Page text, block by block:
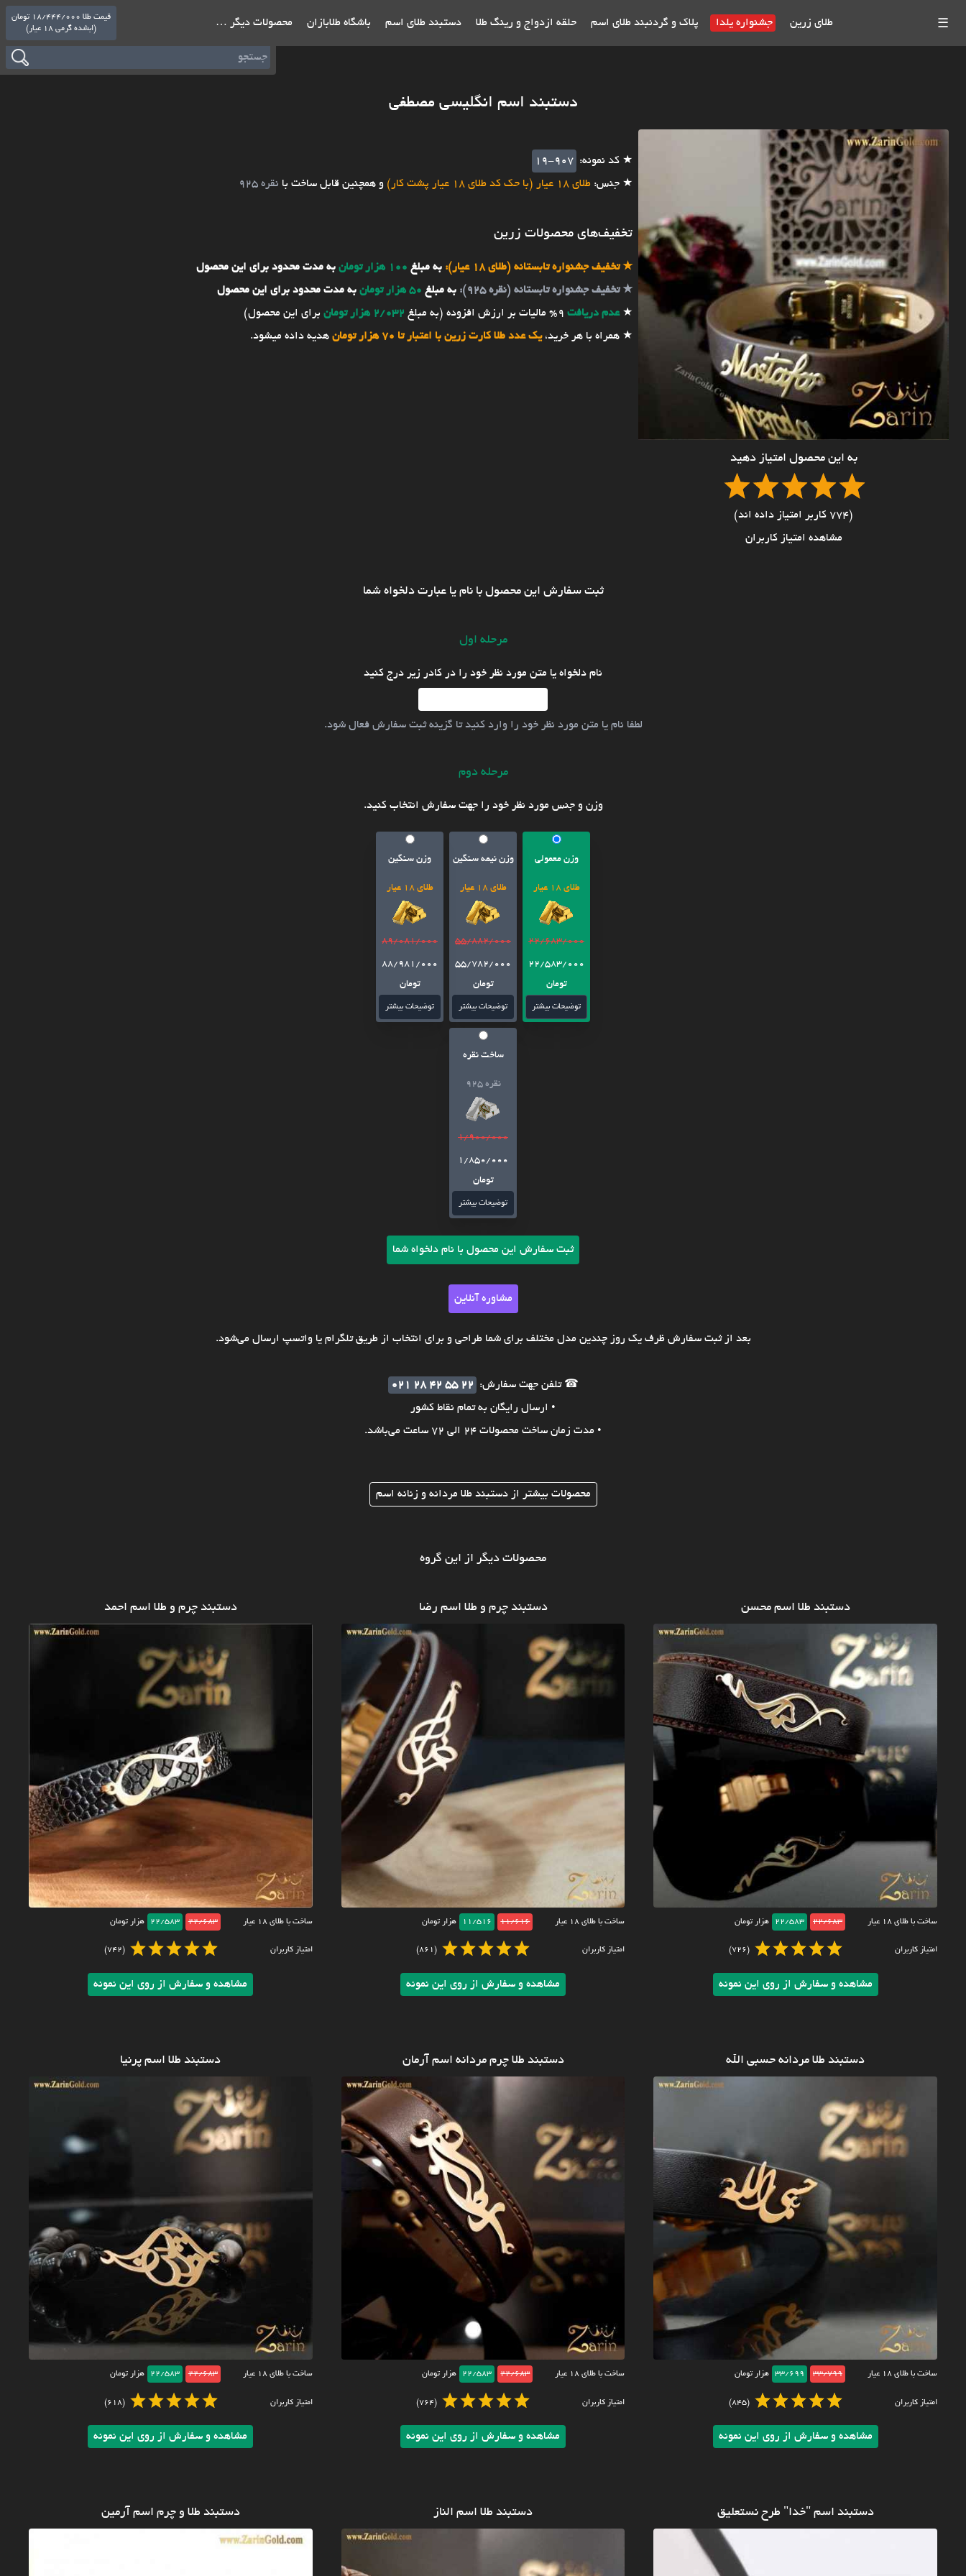
☰ طلای زرین جشنواره یلدا پلاک و گردنبند طلای اسم حلقه ازدواج و رینگ طلا دستبند طلای اسم باشگاه طلابازان محصولات دیگر …
قیمت طلا 18/444/000 تومان
(ابشده گرمی 18 عیار)
دستبند اسم انگلیسی مصطفی
به این محصول امتیاز دهید
(774 کاربر امتیاز داده اند)
مشاهده امتیاز کاربران
★ کد نمونه: 19-907
★ جنس: طلای 18 عیار (با حک کد طلای 18 عیار پشت کار) و همچنین قابل ساخت با نقره 925
تخفیف‌های محصولات زرین
★تخفیف جشنواره تابستانه (طلای 18 عیار): به مبلغ 100 هزار تومان
به مدت محدود برای این محصول
★تخفیف جشنواره تابستانه (نقره 925): به مبلغ 50 هزار تومان
به مدت محدود برای این محصول
★عدم دریافت 9% مالیات بر ارزش افزوده (به مبلغ 2/032 هزار تومان
برای این محصول)
★ همراه با هر خرید،یک عدد طلا کارت زرین با اعتبار تا 70 هزار تومان هدیه داده میشود.
ثبت سفارش این محصول با نام یا عبارت دلخواه شما
مرحله اول
نام دلخواه یا متن مورد نظر خود را در کادر زیر درج کنید
لطفا نام یا متن مورد نظر خود را وارد کنید تا گزینه ثبت سفارش فعال شود.
مرحله دوم
وزن و جنس مورد نظر خود را جهت سفارش انتخاب کنید.
وزن معمولی
طلای 18 عیار
22/683/000
22/583/000
تومان
توضیحات بیشتر
وزن نیمه سنگین
طلای 18 عیار
55/882/000
55/782/000
تومان
توضیحات بیشتر
وزن سنگین
طلای 18 عیار
89/081/000
88/981/000
تومان
توضیحات بیشتر
ساخت نقره
نقره 925
1/900/000
1/850/000
تومان
توضیحات بیشتر
ثبت سفارش این محصول با نام دلخواه شما
مشاوره آنلاین
بعد از ثبت سفارش ظرف یک روز چندین مدل مختلف برای شما طراحی و برای انتخاب از طریق تلگرام یا واتسپ ارسال می‌شود.
☎ تلفن جهت سفارش:
021 28 42 55 22
• ارسال رایگان به تمام نقاط کشور
• مدت زمان ساخت محصولات 24 الی 72 ساعت می‌باشد.
محصولات بیشتر از دستبند طلا مردانه و زنانه اسم
محصولات دیگر از این گروه
دستبند طلا اسم محسن
ساخت با طلای ۱۸ عیار 22/683
22/583 هزار تومان
امتیاز کاربران (726)
مشاهده و سفارش از روی این نمونه
دستبند چرم و طلا اسم رضا
ساخت با طلای ۱۸ عیار 11/616
11/516 هزار تومان
امتیاز کاربران (861)
مشاهده و سفارش از روی این نمونه
دستبند چرم و طلا اسم احمد
ساخت با طلای ۱۸ عیار 22/683
22/583 هزار تومان
امتیاز کاربران (742)
مشاهده و سفارش از روی این نمونه
دستبند طلا مردانه حسبی الله
ساخت با طلای ۱۸ عیار 33/799
33/699 هزار تومان
امتیاز کاربران (845)
مشاهده و سفارش از روی این نمونه
دستبند طلا چرم مردانه اسم آرمان
ساخت با طلای ۱۸ عیار 22/683
22/583 هزار تومان
امتیاز کاربران (764)
مشاهده و سفارش از روی این نمونه
دستبند طلا اسم پرنیا
ساخت با طلای ۱۸ عیار 22/683
22/583 هزار تومان
امتیاز کاربران (618)
مشاهده و سفارش از روی این نمونه
دستبند اسم "خدا" طرح نستعلیق دستبند طلا اسم الناز دستبند طلا و چرم اسم آرمین